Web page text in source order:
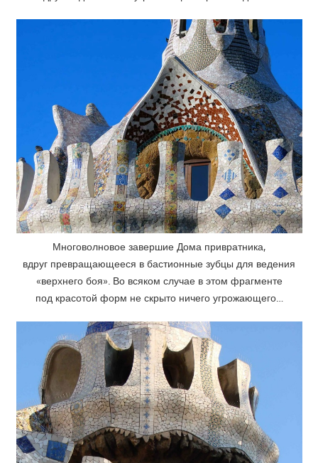
Многоволновое завершие Дома привратника,
вдруг превращающееся в бастионные зубцы для ведения
«верхнего боя». Во всяком случае в этом фрагменте
под красотой форм не скрыто ничего угрожающего…